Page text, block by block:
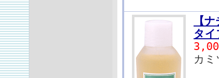
【
タ
カ